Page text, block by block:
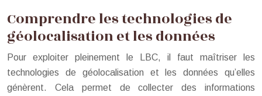
Comprendre les technologies de
géolocalisation et les données
Pour exploiter pleinement le LBC, il faut maîtriser les
technologies de géolocalisation et les données qu’elles
génèrent. Cela permet de collecter des informations